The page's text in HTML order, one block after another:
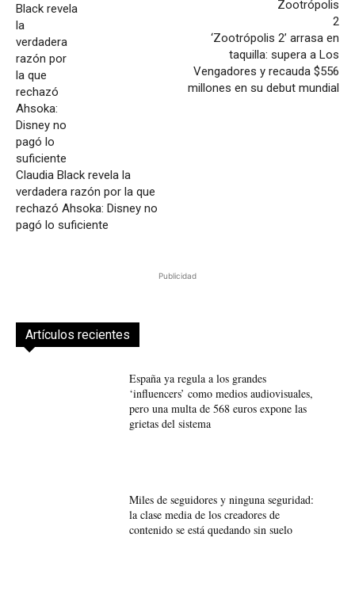
Claudia Black revela la
verdadera razón por la que
rechazó Ahsoka: Disney no
pagó lo suficiente
‘Zootrópolis 2’ arrasa en
taquilla: supera a Los
Vengadores y recauda $556
millones en su debut mundial
Publicidad
Artículos recientes
España ya regula a los grandes
‘influencers’ como medios audiovisuales,
pero una multa de 568 euros expone las
grietas del sistema
Miles de seguidores y ninguna seguridad:
la clase media de los creadores de
contenido se está quedando sin suelo